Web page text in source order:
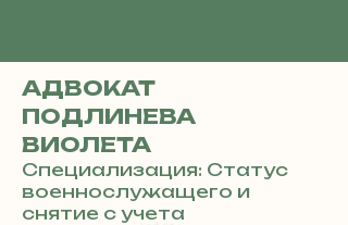
АДВОКАТ
ПОДЛИНЕВА
ВИОЛЕТА
Специализация: Статус
военнослужащего и
снятие с учета